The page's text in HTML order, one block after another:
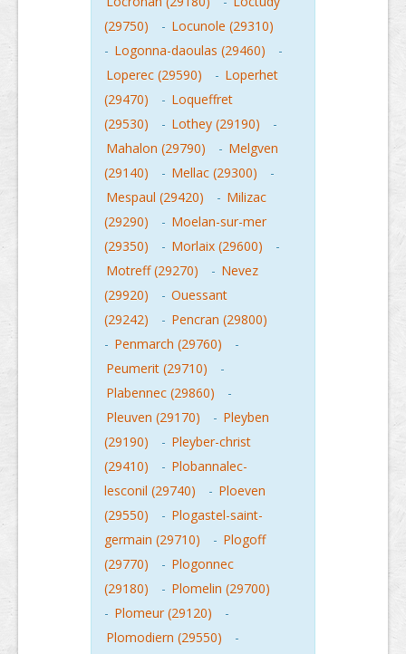
(29750)
- Locunole (29310)
- Logonna-daoulas (29460)
-
Loperec (29590)
- Loperhet
(29470)
- Loqueffret
(29530)
- Lothey (29190)
-
Mahalon (29790)
- Melgven
(29140)
- Mellac (29300)
-
Mespaul (29420)
- Milizac
(29290)
- Moelan-sur-mer
(29350)
- Morlaix (29600)
-
Motreff (29270)
- Nevez
(29920)
- Ouessant
(29242)
- Pencran (29800)
- Penmarch (29760)
-
Peumerit (29710)
-
Plabennec (29860)
-
Pleuven (29170)
- Pleyben
(29190)
- Pleyber-christ
(29410)
- Plobannalec-
lesconil (29740)
- Ploeven
(29550)
- Plogastel-saint-
germain (29710)
- Plogoff
(29770)
- Plogonnec
(29180)
- Plomelin (29700)
- Plomeur (29120)
-
Plomodiern (29550)
-